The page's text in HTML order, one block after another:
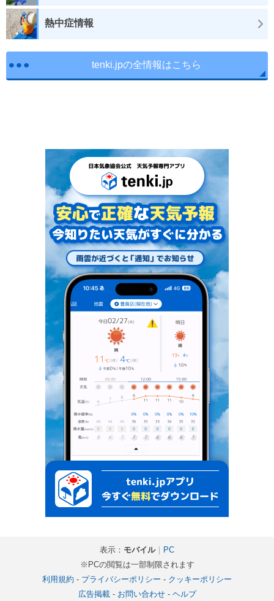
熱中症情報
tenki.jpの全情報はこちら
表示： モバイル｜ PC
※PCの閲覧は一部制限されます
利用規約 - プライバシーポリシー - クッキーポリシー
広告掲載- お問い合わせ- ヘルプ